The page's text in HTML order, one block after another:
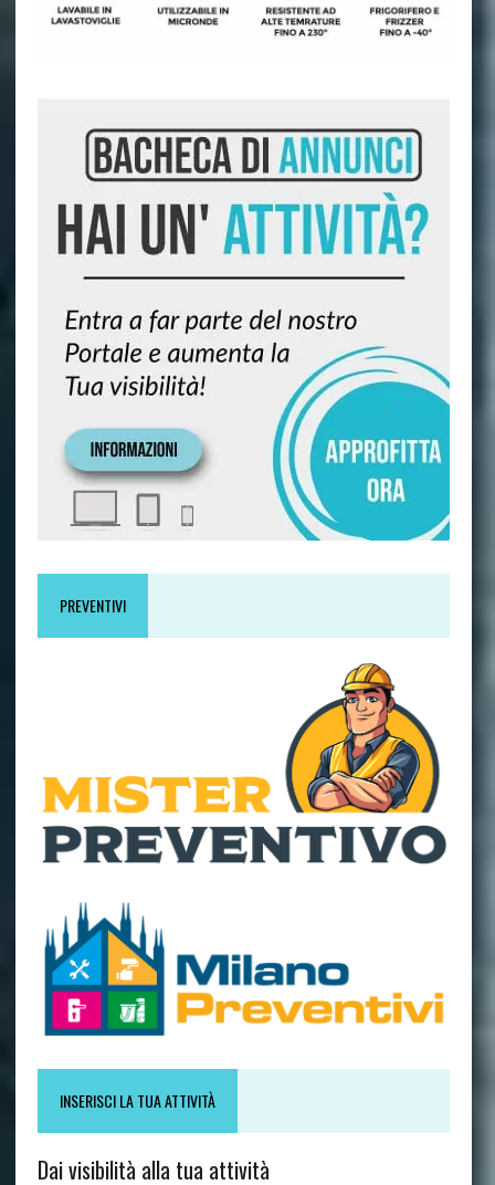
PREVENTIVI
INSERISCI LA TUA ATTIVITÀ
Dai visibilità alla tua attività